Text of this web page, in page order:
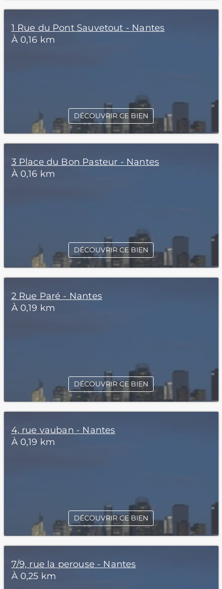
1 Rue du Pont Sauvetout - Nantes
À 0,16 km
DÉCOUVRIR CE BIEN
3 Place du Bon Pasteur - Nantes
À 0,16 km
DÉCOUVRIR CE BIEN
2 Rue Paré - Nantes
À 0,19 km
DÉCOUVRIR CE BIEN
4, rue vauban - Nantes
À 0,19 km
DÉCOUVRIR CE BIEN
7/9, rue la perouse - Nantes
À 0,25 km